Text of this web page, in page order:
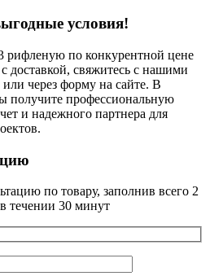
условия!
рифленую по конкурентной цене
доставкой, свяжитесь с нашими
через форму на сайте. В
получите профессиональную
и надежного партнера для
по товару, заполнив всего 2
течении 30 минут